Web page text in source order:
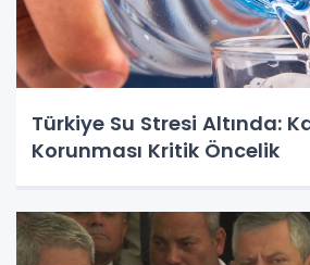
Türkiye Su Stresi Altında:
Korunması Kritik Öncelik